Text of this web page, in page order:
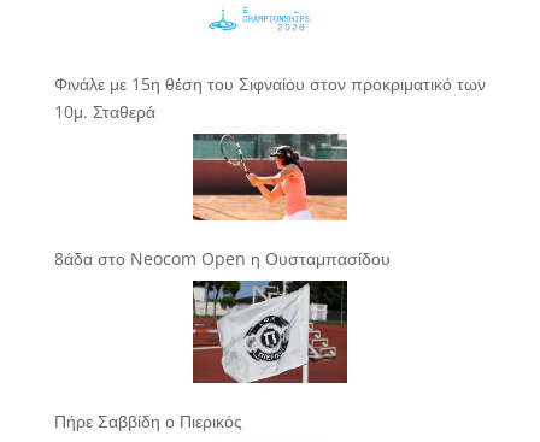
Φινάλε με 15η θέση του Σιφναίου στον προκριματικό των
10μ. Σταθερά
8άδα στο Neocom Open η Ουσταμπασίδου
Πήρε Σαββίδη ο Πιερικός